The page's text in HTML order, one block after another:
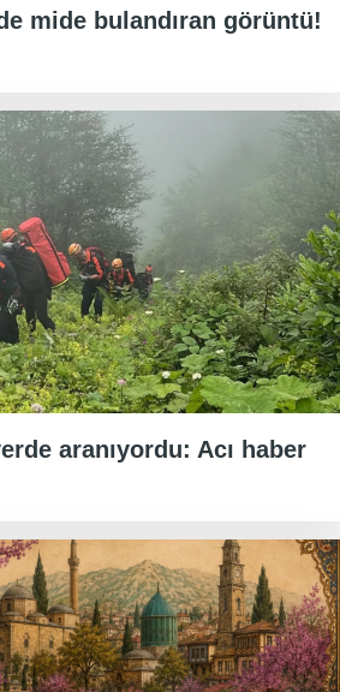
mide bulandıran görüntü!
aranıyordu: Acı haber